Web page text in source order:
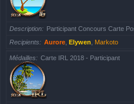
Description
Participant Concours Carte
Recipients
Aurore Elywen Markoto
Médailles Carte IRL 2018 - Participant